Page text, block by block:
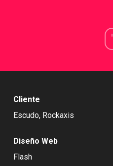
Cliente
Escudo, Rockaxis
Diseño Web
Flash